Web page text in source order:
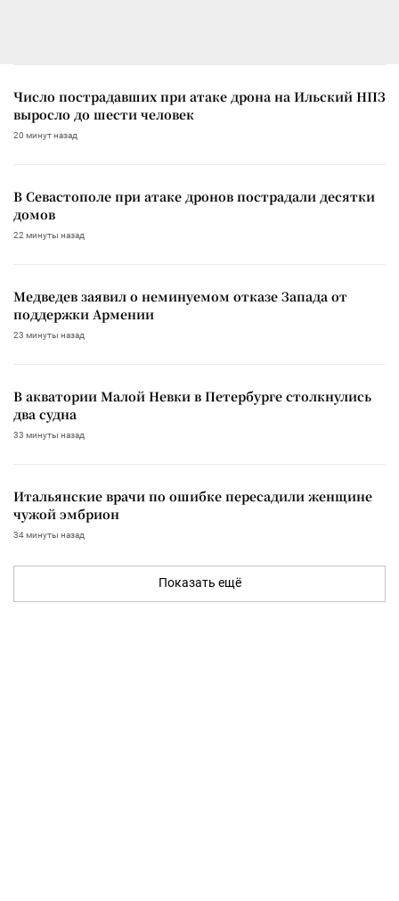
Число пострадавших при атаке дрона на Ильский НПЗ
выросло до шести человек
20 минут назад
В Севастополе при атаке дронов пострадали десятки
домов
22 минуты назад
Медведев заявил о неминуемом отказе Запада от
поддержки Армении
23 минуты назад
В акватории Малой Невки в Петербурге столкнулись
два судна
33 минуты назад
Итальянские врачи по ошибке пересадили женщине
чужой эмбрион
34 минуты назад
Показать ещё